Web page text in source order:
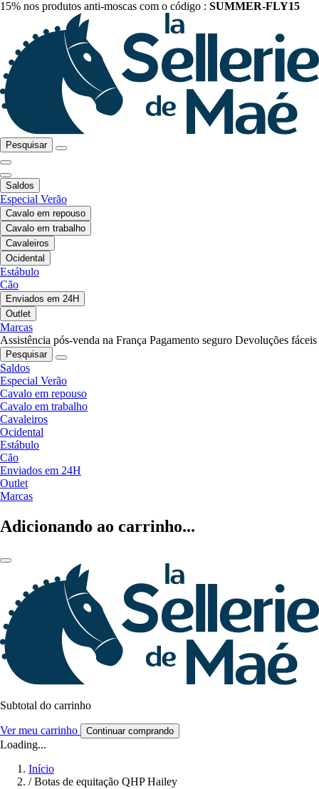
15% nos produtos anti-moscas com o código : SUMMER-FLY15
Pesquisar
Saldos
Especial Verão
Cavalo em repouso
Cavalo em trabalho
Cavaleiros
Ocidental
Estábulo
Cão
Enviados em 24H
Outlet
Marcas
Assistência pós-venda na França Pagamento seguro Devoluções fáceis
Pesquisar
Saldos
Especial Verão
Cavalo em repouso
Cavalo em trabalho
Cavaleiros
Ocidental
Estábulo
Cão
Enviados em 24H
Outlet
Marcas
Adicionando ao carrinho...
Subtotal do carrinho
Ver meu carrinho Continuar comprando
Loading...
Início
/ Botas de equitação QHP Hailey